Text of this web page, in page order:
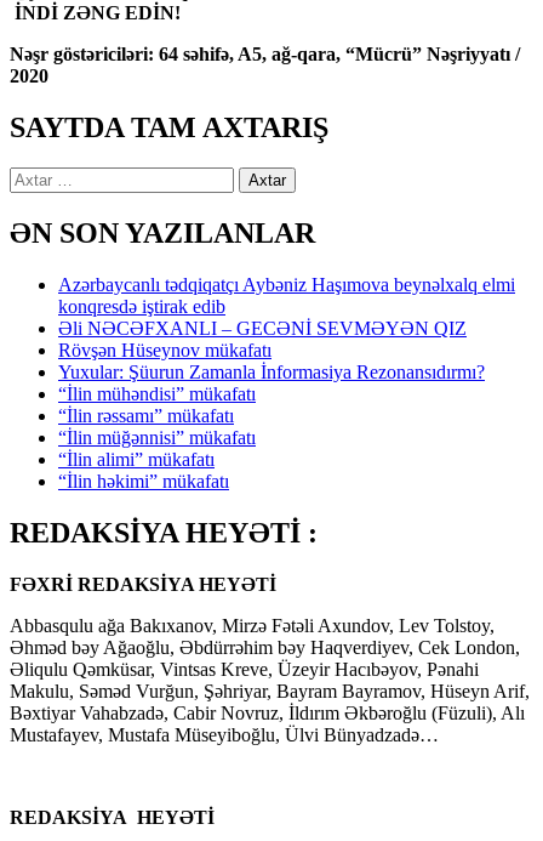
İNDİ ZƏNG EDİN!
Nəşr göstəriciləri: 64 səhifə, A5, ağ-qara, “Mücrü” Nəşriyyatı /
2020
SAYTDA TAM AXTARIŞ
Axtarış:
ƏN SON YAZILANLAR
Azərbaycanlı tədqiqatçı Aybəniz Haşımova beynəlxalq elmi
konqresdə iştirak edib
Əli NƏCƏFXANLI – GECƏNİ SEVMƏYƏN QIZ
Rövşən Hüseynov mükafatı
Yuxular: Şüurun Zamanla İnformasiya Rezonansıdırmı?
“İlin mühəndisi” mükafatı
“İlin rəssamı” mükafatı
“İlin müğənnisi” mükafatı
“İlin alimi” mükafatı
“İlin həkimi” mükafatı
REDAKSİYA HEYƏTİ :
FƏXRİ REDAKSİYA HEYƏTİ
Abbasqulu ağa Bakıxanov, Mirzə Fətəli Axundov, Lev Tolstoy,
Əhməd bəy Ağaoğlu, Əbdürrəhim bəy Haqverdiyev, Cek London,
Əliqulu Qəmküsar, Vintsas Kreve, Üzeyir Hacıbəyov, Pənahi
Makulu, Səməd Vurğun, Şəhriyar, Bayram Bayramov, Hüseyn Arif,
Bəxtiyar Vahabzadə, Cabir Novruz, İldırım Əkbəroğlu (Füzuli), Alı
Mustafayev, Mustafa Müseyiboğlu, Ülvi Bünyadzadə…
REDAKSİYA HEYƏTİ